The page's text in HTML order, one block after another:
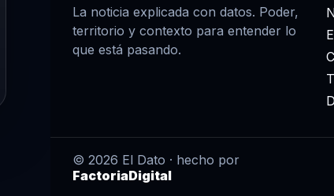
La noticia explicada con datos. Poder,
territorio y contexto para entender lo
que está pasando.
© 2026 El Dato · hecho por
FactoriaDigital